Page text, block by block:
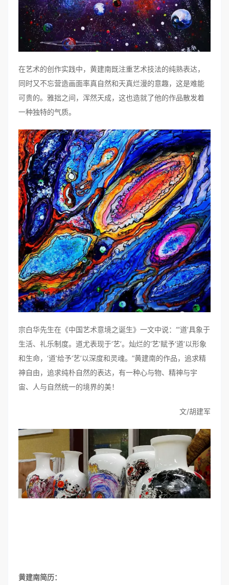
在艺术的创作实践中，黄建南既注重艺术技法的纯熟表达，
同时又不忘营造画面率真自然和天真烂漫的意趣，这是难能
可贵的。雅拙之间，浑然天成，这也造就了他的作品散发着
一种独特的气质。
宗白华先生在《中国艺术意境之诞生》一文中说：“‘道’具象于
生活、礼乐制度。道尤表现于‘艺’。灿烂的‘艺’赋予‘道’以形象
和生命，‘道’给予‘艺’以深度和灵魂。”黄建南的作品，追求精
神自由，追求纯朴自然的表达，有一种心与物、精神与宇
宙、人与自然统一的境界的美！
文/胡建军
黄建南简历：